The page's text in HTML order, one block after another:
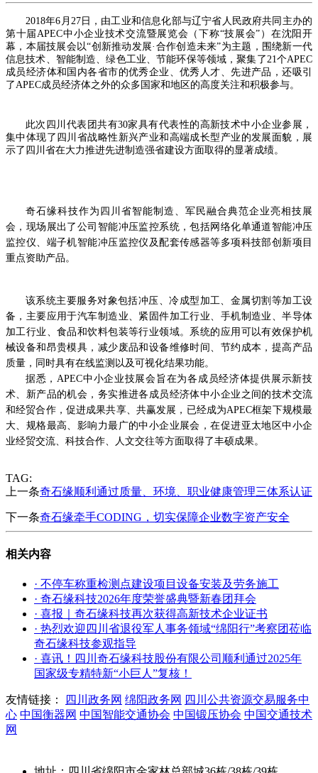
2018年6月27日，由工业和信息化部与辽宁省人民政府共同主办的
第十届APEC中小企业技术交流暨展览会（下称“技展会”）在沈阳开
幕，本届技展会以“创新推动发展·合作创造未来”为主题，围绕新一代
信息技术、智能制造、绿色工业、节能环保等领域，聚集了21个APEC
成员经济体和国内各省市的优秀企业、优秀人才、先进产品，还吸引
了APEC成员经济体之外的众多国家和地区的高度关注和积极参与。
此次四川代表团共有30家具有代表性的高新技术中小企业参展，
集中体现了四川省战略性新兴产业和高端成长型产业的发展面貌，展
示了四川省在大力推进先进制造强省建设方面取得的显著成绩。
奇石缘科技作为四川省智能制造、军民融合典范企业亮相技展
会，现场展出了公司智能冲压监控系统，包括网络化单通道智能冲压
监控仪、端子机智能冲压监控仪及配套传感器等多项科技部创新项目
重点资助产品。
该系统主要服务对象包括冲压、冷成型加工、金属切割等加工设
备，主要应用于汽车制造业、紧固件加工行业、手机制造业、半导体
加工行业、食品和饮料包装等行业领域。系统的应用可以有效保护机
械设备和昂贵模具，减少废品和设备维修时间、节约成本，提高产品
质量，同时具有在线监测以及可视化结果功能。
据悉，APEC中小企业技展会旨在为各成员经济体提供展示新技
术、新产品的机会，务实推进各成员经济体中小企业之间的技术交流
和经贸合作，促进成果共享、共赢发展，已经成为APEC框架下规模最
大、规格最高、影响力最广的中小企业展会，在促进亚太地区中小企
业经贸交流、科技合作、人文交往等方面取得了丰硕成果。
TAG:
上一条奇石缘顺利通过质量、环境、职业健康管理三体系认证
下一条奇石缘牵手CODING，切实保障企业数字资产安全
相关内容
· 不停车称重检测点建设项目设备安装及劳务施工
· 奇石缘科技2026年度荣誉盛典暨新春团拜会
· 喜报｜奇石缘科技再次获得高新技术企业证书
· 热烈欢迎四川省退役军人事务领域“绵阳行”考察团莅临
奇石缘科技参观指导
· 喜讯！四川奇石缘科技股份有限公司顺利通过2025年
国家级专精特新“小巨人”复核！
友情链接： 四川政务网 绵阳政务网 四川公共资源交易服务中
心 中国衡器网 中国智能交通协会 中国锻压协会 中国交通技术
网